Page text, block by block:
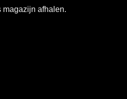
magazijn afhalen.